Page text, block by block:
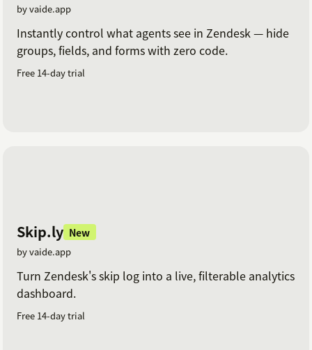
by vaide.app
Instantly control what agents see in Zendesk — hide
groups, fields, and forms with zero code.
Free 14-day trial
Skip.ly New
by vaide.app
Turn Zendesk's skip log into a live, filterable analytics
dashboard.
Free 14-day trial